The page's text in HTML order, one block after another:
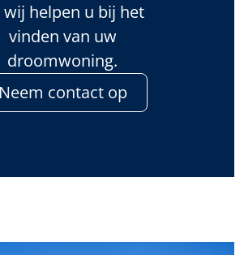
wij helpen u bij het
vinden van uw
droomwoning.
Neem contact op